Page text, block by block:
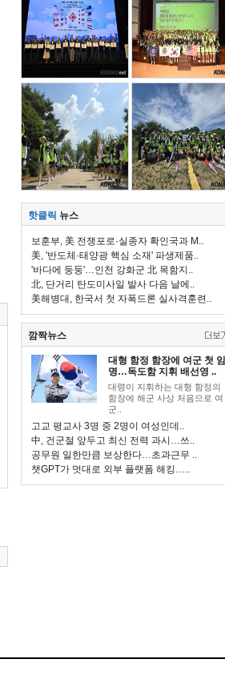
핫클릭 뉴스
보훈부, 美 전쟁포로·실종자 확인국과 M..
美, '반도체·태양광 핵심 소재' 파생제품..
'바다에 둥둥'…인천 강화군 北 목함지..
北, 단거리 탄도미사일 발사 다음 날에..
美해병대, 한국서 첫 자폭드론 실사격훈련..
깜짝뉴스
대형 함정 함장에 여군 첫 임
명…독도함 지휘 배선영 ..
대령이 지휘하는 대형 함정의
함장에 해군 사상 처음으로 여
군..
고교 평교사 3명 중 2명이 여성인데..
中, 건군절 앞두고 최신 전력 과시…쓰..
공무원 일한만큼 보상한다…초과근무 ..
챗GPT가 멋대로 외부 플랫폼 해킹…..